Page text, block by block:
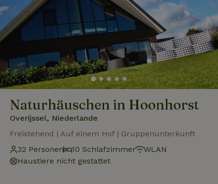
Naturhäuschen in Hoonhorst
Overijssel, Niederlande
Freistehend | Auf einem Hof | Gruppenunterkunft
32 Personen
10 Schlafzimmer
WLAN
Haustiere nicht gestattet